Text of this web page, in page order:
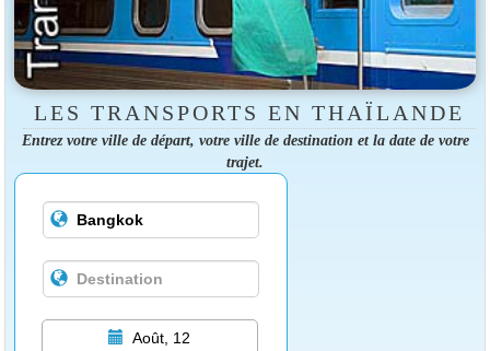
LES TRANSPORTS EN THAÏLANDE
Entrez votre ville de départ, votre ville de destination et la date de votre
trajet.
Août, 12